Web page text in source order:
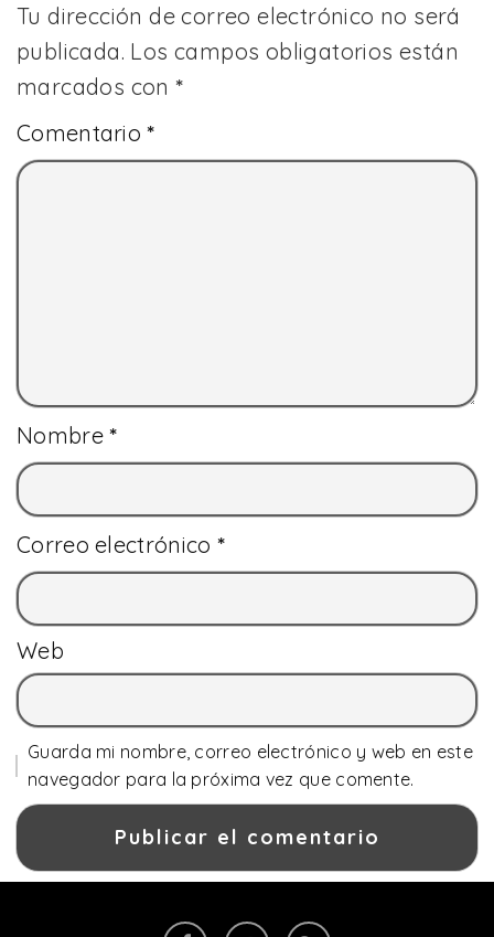
Tu dirección de correo electrónico no será
publicada. Los campos obligatorios están
marcados con*
Comentario*
Nombre*
Correo electrónico *
Web
Guarda mi nombre, correo electrónico y web en este
navegador para la próxima vez que comente.